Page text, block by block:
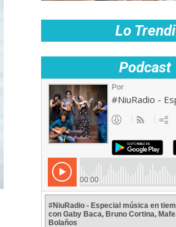
Lo Trendi
Podcast